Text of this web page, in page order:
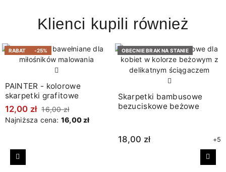
Klienci kupili również
RABAT -25%
PAINTER - kolorowe
skarpetki grafitowe
12,00 zł 16,00 zł
Najniższa cena: 16,00 zł
OBECNIE BRAK NA STANIE
Skarpetki bambusowe
bezuciskowe beżowe
18,00 zł +5
Poprzedni